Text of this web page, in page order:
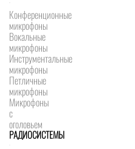
Конференционные
микрофоны
Вокальные
микрофоны
Инструментальные
микрофоны
Петличные
микрофоны
Микрофоны
с
оголовьем
РАДИОСИСТЕМЫ